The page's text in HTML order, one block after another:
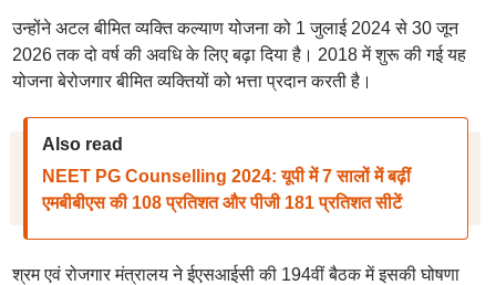
उन्होंने अटल बीमित व्यक्ति कल्याण योजना को 1 जुलाई 2024 से 30 जून
2026 तक दो वर्ष की अवधि के लिए बढ़ा दिया है। 2018 में शुरू की गई यह
योजना बेरोजगार बीमित व्यक्तियों को भत्ता प्रदान करती है।
Also read
NEET PG Counselling 2024: यूपी में 7 सालों में बढ़ीं
एमबीबीएस की 108 प्रतिशत और पीजी 181 प्रतिशत सीटें
श्रम एवं रोजगार मंत्रालय ने ईएसआईसी की 194वीं बैठक में इसकी घोषणा